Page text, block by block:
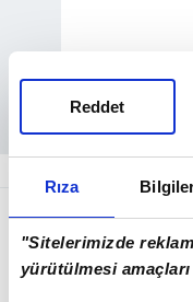
Rıza
"Sitelerimizde
yürütülmesi
Reddet